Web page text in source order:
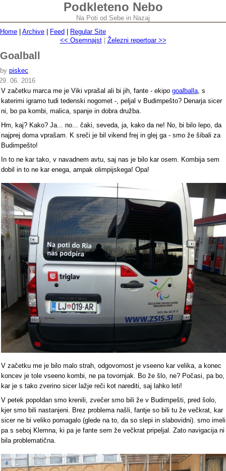
Podkleteno Nebo
Na Poti od Sebe in Nazaj
Home
Archive Feed
Regular Site
<< Osemnajst| Železni repertoar >>
Goalball
by piskec
06. 2016
V začetku marca me je Viki vprašal ali bi jih, fante - ekipo goalballa, s
katerimi igramo tudi tedenski nogomet -, peljal v Budimpešto? Denarja sicer
ni, bo pa kombi, malica, spanje in dobra družba.
Hm, kaj? Kako? Ja... no... čaki, seveda, ja, kako da ne! No, bi bilo lepo, da
najprej doma vprašam. K sreči je bil vikend frej in glej ga - smo že šibali za
Budimpešto!
In to ne kar tako, v navadnem avtu, saj nas je bilo kar osem. Kombija sem
dobil in to ne kar enega, ampak olimpijskega! Opa!
V začetku me je bilo malo strah, odgovornost je vseeno kar velika, a konec
koncev je tole vseeno kombi, ne pa tovornjak. Bo že šlo, ne? Počasi, pa bo,
kar je s tako zverino sicer lažje reči kot narediti, saj lahko leti!
V petek popoldan smo krenili, zvečer smo bili že v Budimpešti, pred šolo,
kjer smo bili nastanjeni. Brez problema našli, fantje so bili tu že večkrat, kar
sicer ne bi veliko pomagalo (glede na to, da so slepi in slabovidni). smo imeli
pa s seboj Klemna, ki pa je fante sem že večkrat pripeljal. Zato navigacija ni
bila problematična.